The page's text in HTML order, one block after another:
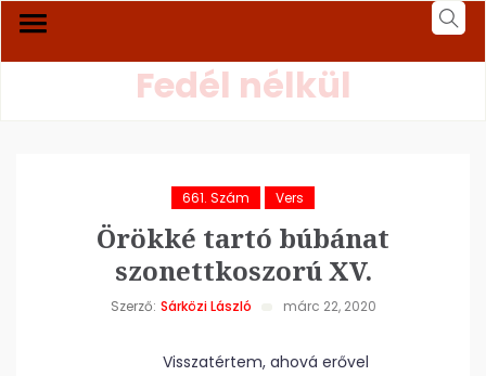
Fedél nélkül
661. Szám Vers
Örökké tartó búbánat
szonettkoszorú XV.
Szerző: Sárközi László márc 22, 2020
Visszatértem, ahová erővel